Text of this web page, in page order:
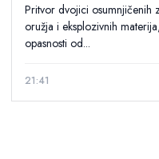
Pritvor dvojici osumnjičenih
oružja i eksplozivnih
opasnosti od...
21:41